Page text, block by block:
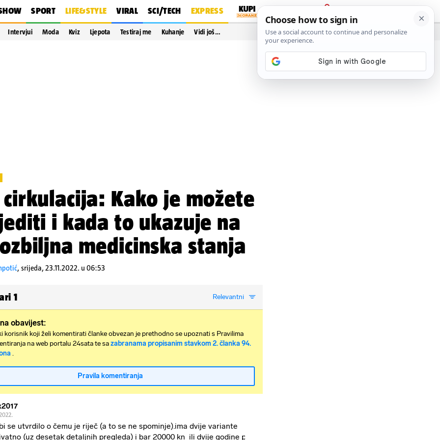
SPORT LIFE&STYLE VIRAL SCI/TECH EXPRESS
PRIJAVA
Intervjui Moda Kviz Ljepota Testiraj me Kuhanje Vidi još…
cirkulacija: Kako je možete
i kada to ukazuje na
medicinska stanja
, srijeda, 23.11.2022. u 06:53
1 Relevantni
obavijest:
korisnik koji želi komentirati članke obvezan je prethodno se upoznati s Pravilima
na web portalu 24sata te sazabranama propisanim stavkom 2. članka 94.
.
Pravila komentiranja
se utvrdilo o čemu je riječ (a to se ne spominje).ima dvije variante
(uz desetak detaljnih pregleda) i bar 20000 kn ili dvije godine pr